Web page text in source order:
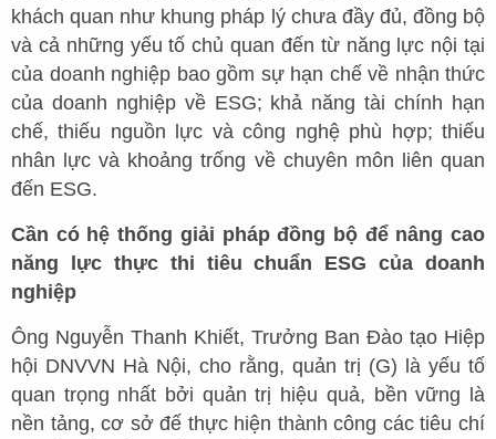
khách quan như khung pháp lý chưa đầy đủ, đồng bộ
và cả những yếu tố chủ quan đến từ năng lực nội tại
của doanh nghiệp bao gồm sự hạn chế về nhận thức
của doanh nghiệp về ESG; khả năng tài chính hạn
chế, thiếu nguồn lực và công nghệ phù hợp; thiếu
nhân lực và khoảng trống về chuyên môn liên quan
đến ESG.
Cần có hệ thống giải pháp đồng bộ để nâng cao
năng lực thực thi tiêu chuẩn ESG của doanh
nghiệp
Ông Nguyễn Thanh Khiết, Trưởng Ban Đào tạo Hiệp
hội DNVVN Hà Nội, cho rằng, quản trị (G) là yếu tố
quan trọng nhất bởi quản trị hiệu quả, bền vững là
nền tảng, cơ sở đế thực hiện thành công các tiêu chí